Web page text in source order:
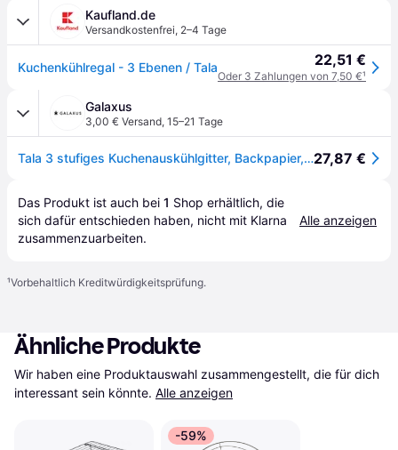
Kaufland.de
Versandkostenfrei, 2–4 Tage
Kuchenkühlregal - 3 Ebenen / Tala 22,51 €
Oder 3 Zahlungen von 7,50 €¹
Galaxus
3,00 € Versand, 15–21 Tage
Tala 3 stufiges Kuchenauskühlgitter, Backpapier, Schwarz27,87 €
Das Produkt ist auch bei 1 Shop erhältlich, die
sich dafür entschieden haben, nicht mit Klarna
zusammenzuarbeiten.
Alle anzeigen
¹Vorbehaltlich Kreditwürdigkeitsprüfung.
Ähnliche Produkte
Wir haben eine Produktauswahl zusammengestellt, die für dich
interessant sein könnte. Alle anzeigen
-59%